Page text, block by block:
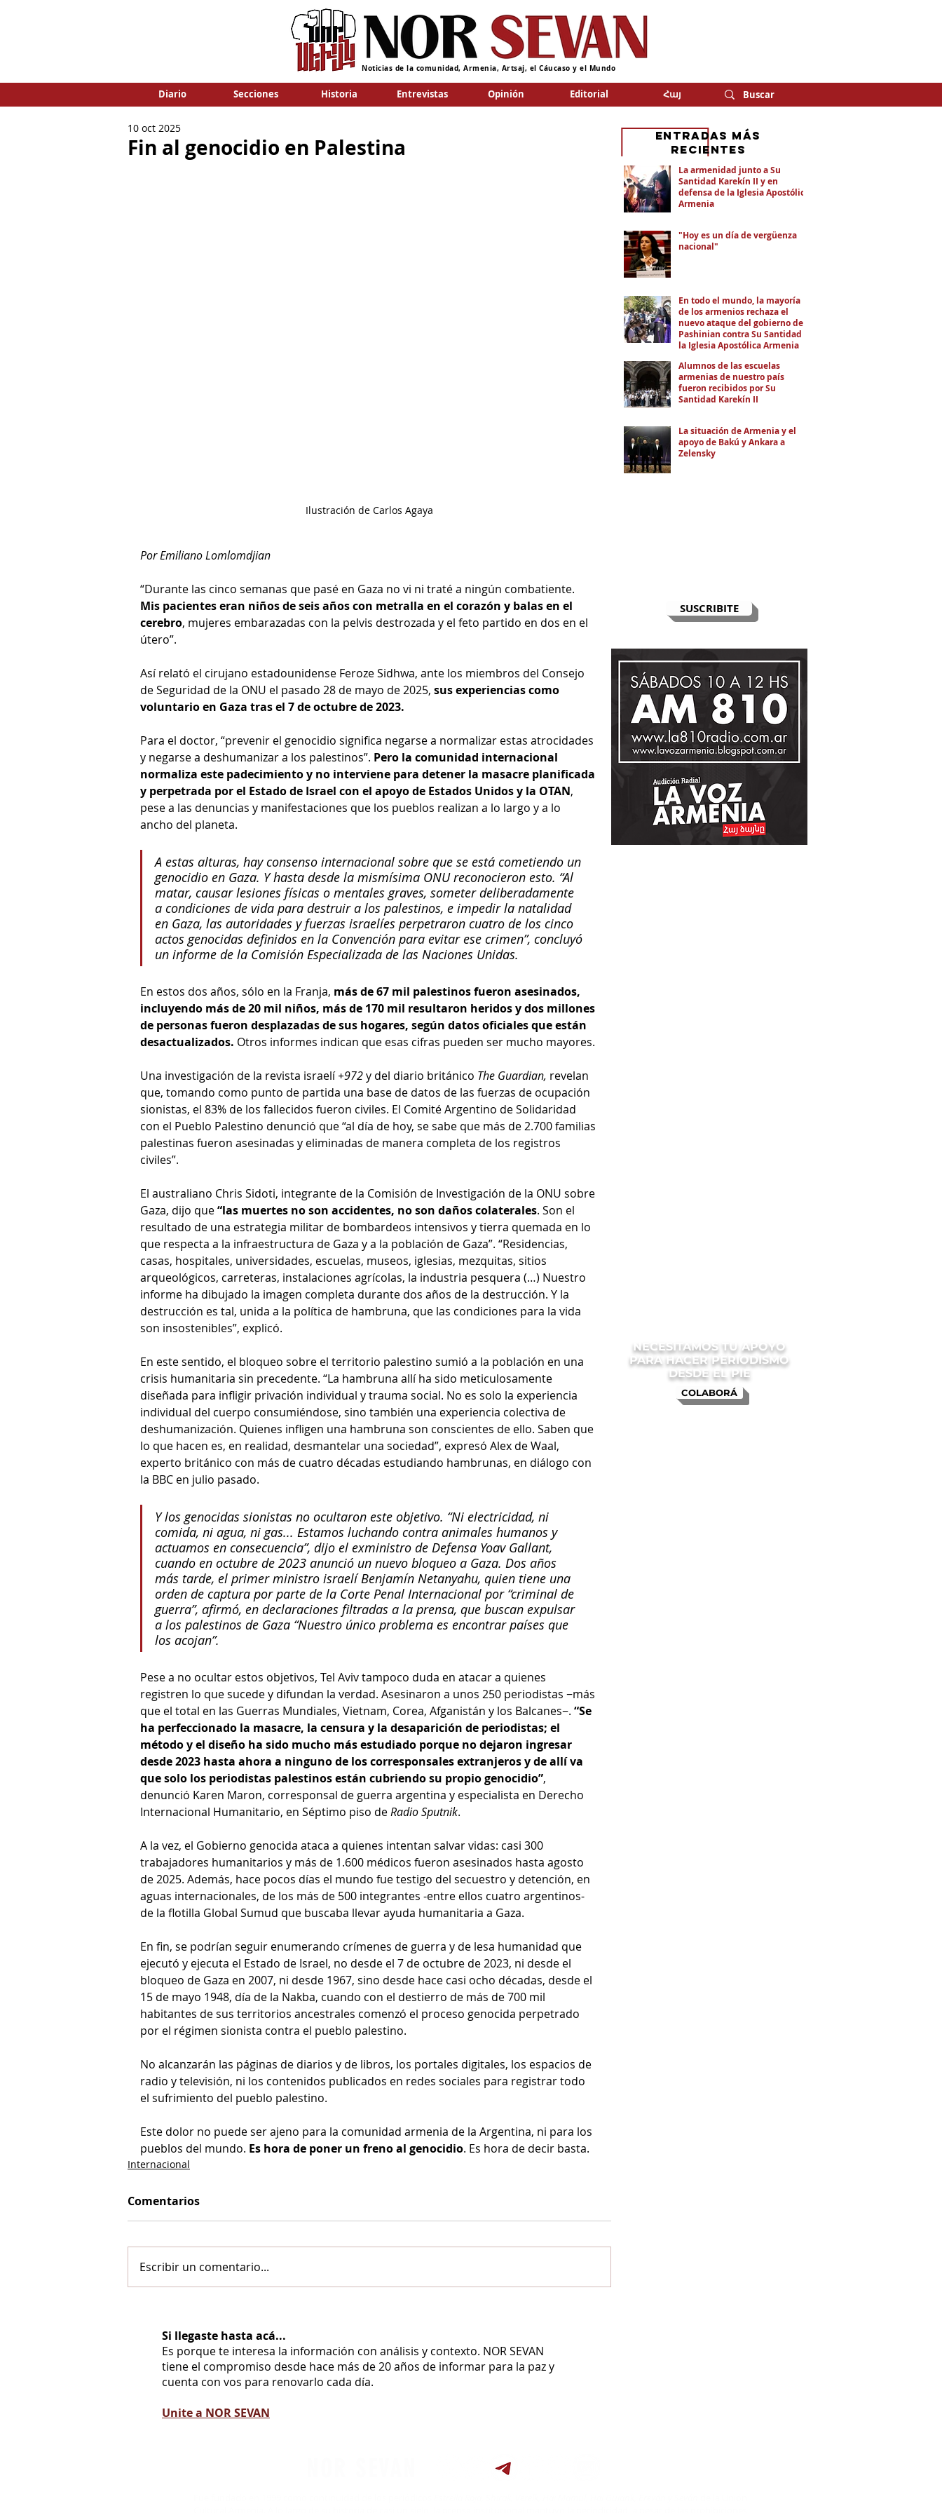
Noticias de la comunidad, Armenia, Artsaj, el Cáucaso y el Mundo
Diario Secciones Historia Entrevistas Opinión Editorial Հայ
Fin al genocidio en Palestina
10 oct 2025
Ilustración de Carlos Agaya
Por Emiliano Lomlomdjian
“Durante las cinco semanas que pasé en Gaza no vi ni traté a ningún combatiente.
Mis pacientes eran niños de seis años con metralla en el corazón y balas en el
cerebro, mujeres embarazadas con la pelvis destrozada y el feto partido en dos en el
útero”.
Así relató el cirujano estadounidense Feroze Sidhwa, ante los miembros del Consejo
de Seguridad de la ONU el pasado 28 de mayo de 2025, sus experiencias como
voluntario en Gaza tras el 7 de octubre de 2023.
Para el doctor, “prevenir el genocidio significa negarse a normalizar estas atrocidades
y negarse a deshumanizar a los palestinos”. Pero la comunidad internacional
normaliza este padecimiento y no interviene para detener la masacre planificada
y perpetrada por el Estado de Israel con el apoyo de Estados Unidos y la OTAN,
pese a las denuncias y manifestaciones que los pueblos realizan a lo largo y a lo
ancho del planeta.
A estas alturas, hay consenso internacional sobre que se está cometiendo un
genocidio en Gaza. Y hasta desde la mismísima ONU reconocieron esto. “Al
matar, causar lesiones físicas o mentales graves, someter deliberadamente
a condiciones de vida para destruir a los palestinos, e impedir la natalidad
en Gaza, las autoridades y fuerzas israelíes perpetraron cuatro de los cinco
actos genocidas definidos en la Convención para evitar ese crimen”, concluyó
un informe de la Comisión Especializada de las Naciones Unidas.
En estos dos años, sólo en la Franja, más de 67 mil palestinos fueron asesinados,
incluyendo más de 20 mil niños, más de 170 mil resultaron heridos y dos millones
de personas fueron desplazadas de sus hogares, según datos oficiales que están
desactualizados. Otros informes indican que esas cifras pueden ser mucho mayores.
Una investigación de la revista israelí +972 y del diario británico The Guardian, revelan
que, tomando como punto de partida una base de datos de las fuerzas de ocupación
sionistas, el 83% de los fallecidos fueron civiles. El Comité Argentino de Solidaridad
con el Pueblo Palestino denunció que “al día de hoy, se sabe que más de 2.700 familias
palestinas fueron asesinadas y eliminadas de manera completa de los registros
civiles”.
El australiano Chris Sidoti, integrante de la Comisión de Investigación de la ONU sobre
Gaza, dijo que “las muertes no son accidentes, no son daños colaterales. Son el
resultado de una estrategia militar de bombardeos intensivos y tierra quemada en lo
que respecta a la infraestructura de Gaza y a la población de Gaza”. “Residencias,
casas, hospitales, universidades, escuelas, museos, iglesias, mezquitas, sitios
arqueológicos, carreteras, instalaciones agrícolas, la industria pesquera (…) Nuestro
informe ha dibujado la imagen completa durante dos años de la destrucción. Y la
destrucción es tal, unida a la política de hambruna, que las condiciones para la vida
son insostenibles”, explicó.
En este sentido, el bloqueo sobre el territorio palestino sumió a la población en una
crisis humanitaria sin precedente. “La hambruna allí ha sido meticulosamente
diseñada para infligir privación individual y trauma social. No es solo la experiencia
individual del cuerpo consumiéndose, sino también una experiencia colectiva de
deshumanización. Quienes infligen una hambruna son conscientes de ello. Saben que
lo que hacen es, en realidad, desmantelar una sociedad”, expresó Alex de Waal,
experto británico con más de cuatro décadas estudiando hambrunas, en diálogo con
la BBC en julio pasado.
Y los genocidas sionistas no ocultaron este objetivo. “Ni electricidad, ni
comida, ni agua, ni gas... Estamos luchando contra animales humanos y
actuamos en consecuencia”, dijo el exministro de Defensa Yoav Gallant,
cuando en octubre de 2023 anunció un nuevo bloqueo a Gaza. Dos años
más tarde, el primer ministro israelí Benjamín Netanyahu, quien tiene una
orden de captura por parte de la Corte Penal Internacional por “criminal de
guerra”, afirmó, en declaraciones filtradas a la prensa, que buscan expulsar
a los palestinos de Gaza “Nuestro único problema es encontrar países que
los acojan”.
Pese a no ocultar estos objetivos, Tel Aviv tampoco duda en atacar a quienes
registren lo que sucede y difundan la verdad. Asesinaron a unos 250 periodistas −más
que el total en las Guerras Mundiales, Vietnam, Corea, Afganistán y los Balcanes−. “Se
ha perfeccionado la masacre, la censura y la desaparición de periodistas; el
método y el diseño ha sido mucho más estudiado porque no dejaron ingresar
desde 2023 hasta ahora a ninguno de los corresponsales extranjeros y de allí va
que solo los periodistas palestinos están cubriendo su propio genocidio”,
denunció Karen Maron, corresponsal de guerra argentina y especialista en Derecho
Internacional Humanitario, en Séptimo piso de Radio Sputnik.
A la vez, el Gobierno genocida ataca a quienes intentan salvar vidas: casi 300
trabajadores humanitarios y más de 1.600 médicos fueron asesinados hasta agosto
de 2025. Además, hace pocos días el mundo fue testigo del secuestro y detención, en
aguas internacionales, de los más de 500 integrantes -entre ellos cuatro argentinos-
de la flotilla Global Sumud que buscaba llevar ayuda humanitaria a Gaza.
En fin, se podrían seguir enumerando crímenes de guerra y de lesa humanidad que
ejecutó y ejecuta el Estado de Israel, no desde el 7 de octubre de 2023, ni desde el
bloqueo de Gaza en 2007, ni desde 1967, sino desde hace casi ocho décadas, desde el
15 de mayo 1948, día de la Nakba, cuando con el destierro de más de 700 mil
habitantes de sus territorios ancestrales comenzó el proceso genocida perpetrado
por el régimen sionista contra el pueblo palestino.
No alcanzarán las páginas de diarios y de libros, los portales digitales, los espacios de
radio y televisión, ni los contenidos publicados en redes sociales para registrar todo
el sufrimiento del pueblo palestino.
Este dolor no puede ser ajeno para la comunidad armenia de la Argentina, ni para los
pueblos del mundo. Es hora de poner un freno al genocidio. Es hora de decir basta.
Internacional
Comentarios
Escribir un comentario...
SUSCRIBITE
La armenidad junto a Su
Santidad Karekín II y en
defensa de la Iglesia Apostólica
Armenia
"Hoy es un día de vergüenza
nacional"
En todo el mundo, la mayoría
de los armenios rechaza el
nuevo ataque del gobierno de
Pashinian contra Su Santidad y
la Iglesia Apostólica Armenia
Alumnos de las escuelas
armenias de nuestro país
fueron recibidos por Su
Santidad Karekín II
La situación de Armenia y el
apoyo de Bakú y Ankara a
Zelensky
eNTRADAS MÁS
RECIENTES
COLABORÁ
NECESITAMOS TU APOYO
PARA HACER PERIODISMO
DESDE EL PIE
Si llegaste hasta acá...
Es porque te interesa la información con análisis y contexto. NOR SEVAN
tiene el compromiso desde hace más de 20 años de informar para la paz y
cuenta con vos para renovarlo cada día.
Unite a NOR SEVAN